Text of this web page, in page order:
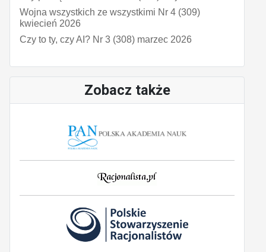
Wojna wszystkich ze wszystkimi Nr 4 (309)
kwiecień 2026
Czy to ty, czy AI? Nr 3 (308) marzec 2026
Zobacz także